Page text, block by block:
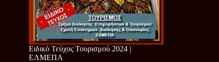
Ειδικό Τεύχος Τουρισμού 2024 |
ΕΛΜΕΠΑ